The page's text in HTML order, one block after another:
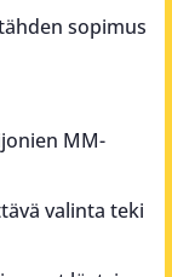
sopimus
MM-
valinta teki